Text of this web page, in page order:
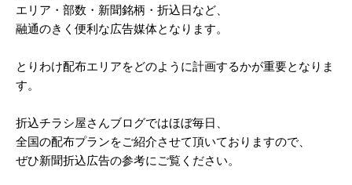
2025/07
2025/05
2025/03
2025/02
エリア・部数・新聞銘柄・折込日など、
融通のきく便利な広告媒体となります。
とりわけ配布エリアをどのように計画するかが重要となりま
す。
折込チラシ屋さんブログではほぼ毎日、
全国の配布プランをご紹介させて頂いておりますので、
ぜひ新聞折込広告の参考にご覧ください。